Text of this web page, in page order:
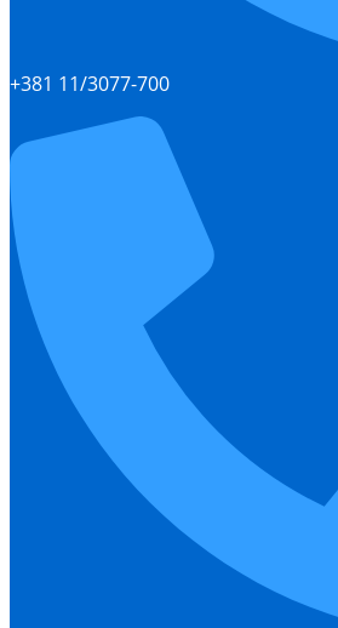
+381 11/3077-700